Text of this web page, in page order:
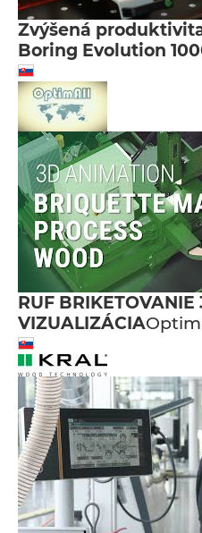
Zvýšená
Boring Evolution
RUF BRIKETOVANIE
VIZUALIZÁCIA